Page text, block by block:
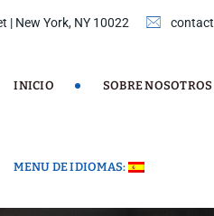
| New York, NY 10022
INICIO SOBRE NOSOTROS
MENU DE IDIOMAS: